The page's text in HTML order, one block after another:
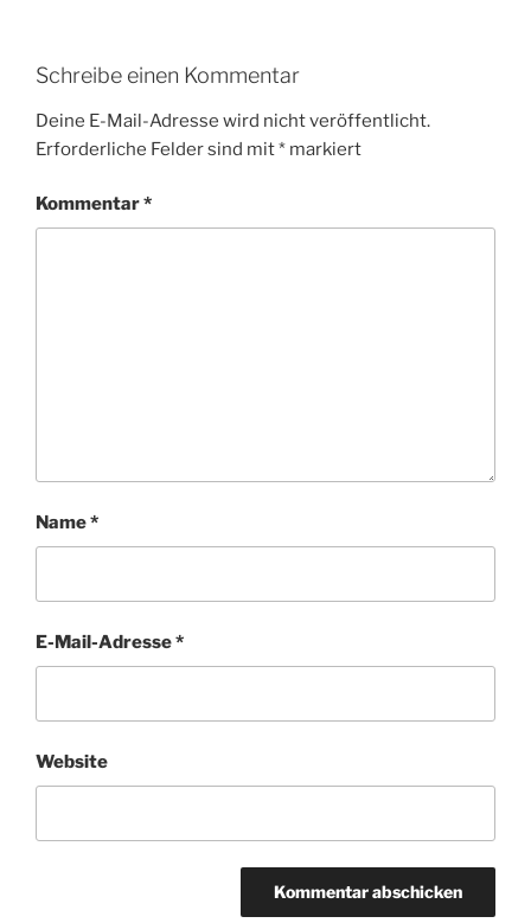
Schreibe einen Kommentar
Deine E-Mail-Adresse wird nicht veröffentlicht.
Erforderliche Felder sind mit* markiert
Kommentar*
Name*
E-Mail-Adresse*
Website